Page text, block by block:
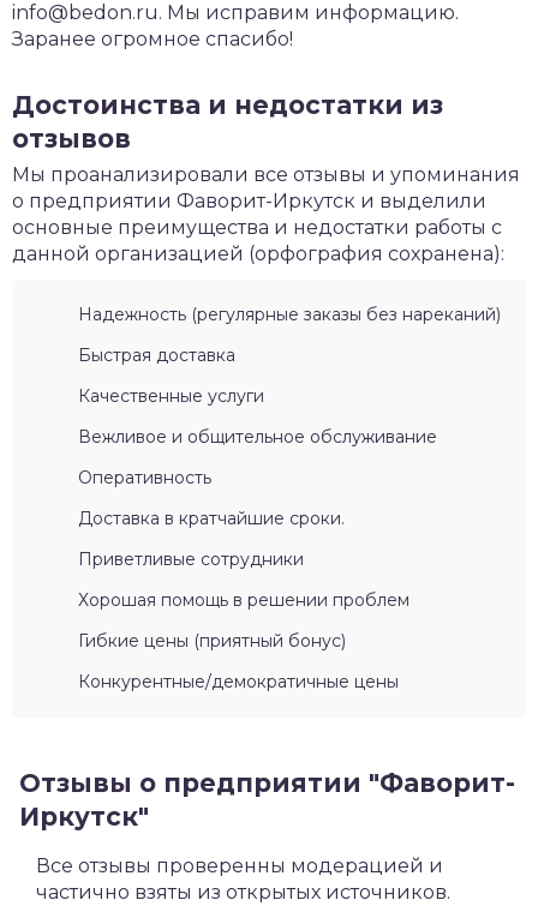
info@bedon.ru. Мы исправим информацию.
Заранее огромное спасибо!
Достоинства и недостатки из
отзывов
Мы проанализировали все отзывы и упоминания
о предприятии Фаворит-Иркутск и выделили
основные преимущества и недостатки работы с
данной организацией (орфография сохранена):
Надежность (регулярные заказы без нареканий)
Быстрая доставка
Качественные услуги
Вежливое и общительное обслуживание
Оперативность
Доставка в кратчайшие сроки.
Приветливые сотрудники
Хорошая помощь в решении проблем
Гибкие цены (приятный бонус)
Конкурентные/демократичные цены
Отзывы о предприятии "Фаворит-
Иркутск"
Все отзывы проверенны модерацией и
частично взяты из открытых источников.